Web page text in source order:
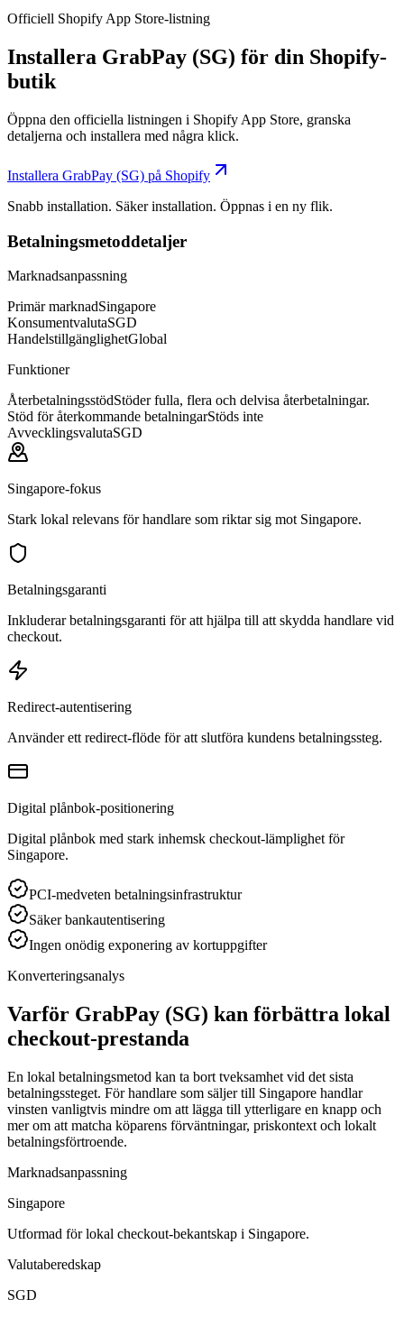
Officiell Shopify App Store-listning
Installera GrabPay (SG) för din Shopify-
butik
Öppna den officiella listningen i Shopify App Store, granska
detaljerna och installera med några klick.
Installera GrabPay (SG) på Shopify
Snabb installation. Säker installation. Öppnas i en ny flik.
Betalningsmetoddetaljer
Marknadsanpassning
Primär marknadSingapore
KonsumentvalutaSGD
HandelstillgänglighetGlobal
Funktioner
ÅterbetalningsstödStöder fulla, flera och delvisa återbetalningar.
Stöd för återkommande betalningarStöds inte
AvvecklingsvalutaSGD
Singapore-fokus
Stark lokal relevans för handlare som riktar sig mot Singapore.
Betalningsgaranti
Inkluderar betalningsgaranti för att hjälpa till att skydda handlare vid
checkout.
Redirect-autentisering
Använder ett redirect-flöde för att slutföra kundens betalningssteg.
Digital plånbok-positionering
Digital plånbok med stark inhemsk checkout-lämplighet för
Singapore.
PCI-medveten betalningsinfrastruktur
Säker bankautentisering
Ingen onödig exponering av kortuppgifter
Konverteringsanalys
Varför GrabPay (SG) kan förbättra lokal
checkout-prestanda
En lokal betalningsmetod kan ta bort tveksamhet vid det sista
betalningssteget. För handlare som säljer till Singapore handlar
vinsten vanligtvis mindre om att lägga till ytterligare en knapp och
mer om att matcha köparens förväntningar, priskontext och lokalt
betalningsförtroende.
Marknadsanpassning
Singapore
Utformad för lokal checkout-bekantskap i Singapore.
Valutaberedskap
SGD